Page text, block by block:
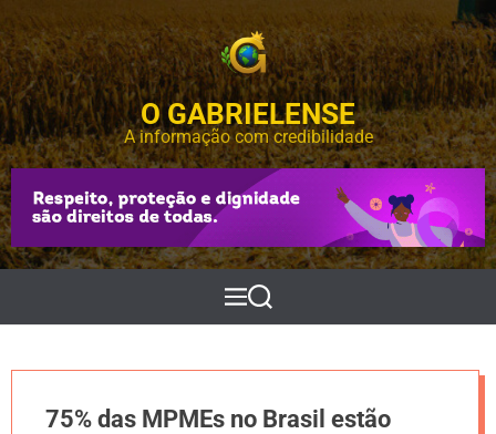
k
p
t
o
c
o
n
t
e
O GABRIELENSE
A informação com credibilidade
M
e
P
e
s
75% das MPMEs no Brasil estão